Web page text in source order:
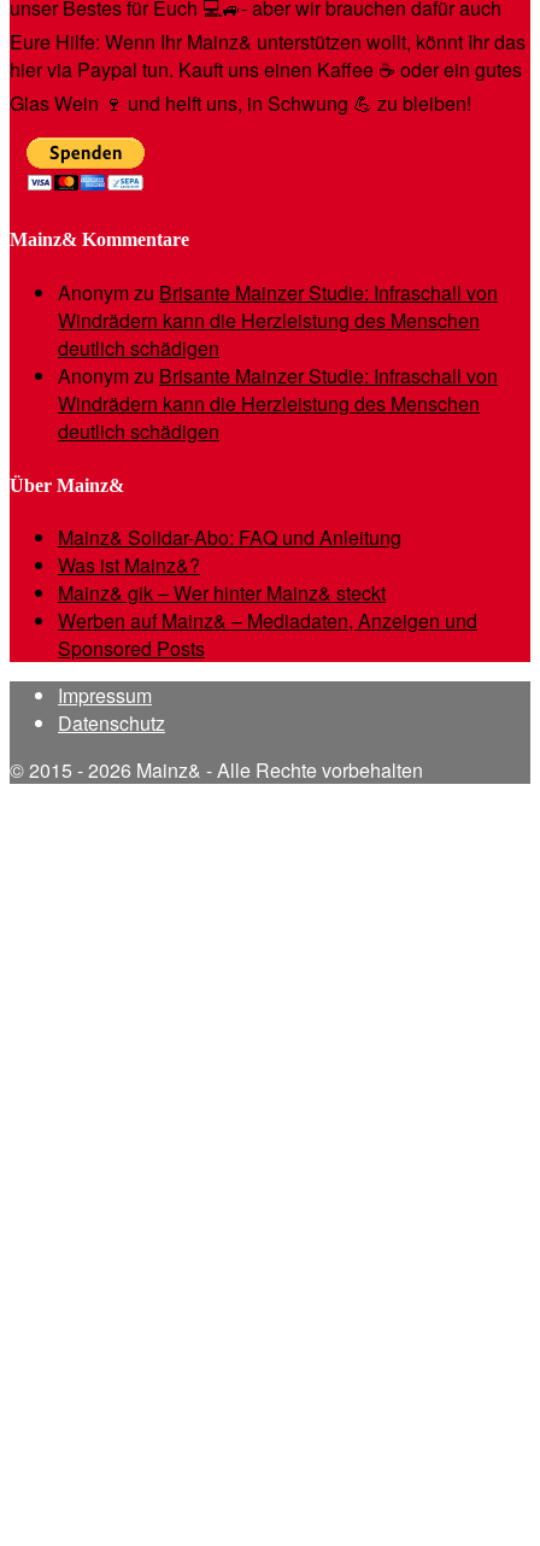
unser Bestes für Euch 💻🚙- aber wir brauchen dafür auch
Eure Hilfe: Wenn Ihr Mainz& unterstützen wollt, könnt Ihr das
hier via Paypal tun. Kauft uns einen Kaffee ☕️ oder ein gutes
Glas Wein 🍷 und helft uns, in Schwung 💪 zu bleiben!
Mainz& Kommentare
Anonymzu Brisante Mainzer Studie: Infraschall von
Windrädern kann die Herzleistung des Menschen
deutlich schädigen
Anonymzu Brisante Mainzer Studie: Infraschall von
Windrädern kann die Herzleistung des Menschen
deutlich schädigen
Über Mainz&
Mainz& Solidar-Abo: FAQ und Anleitung
Was ist Mainz&?
Mainz& gik – Wer hinter Mainz& steckt
Werben auf Mainz& – Mediadaten, Anzeigen und
Sponsored Posts
Impressum
Datenschutz
© 2015 - 2026 Mainz& - Alle Rechte vorbehalten